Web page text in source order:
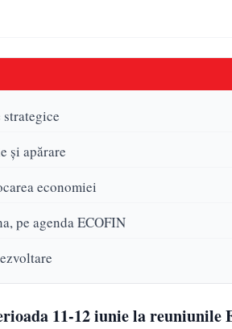
și apărare
economiei
pe agenda ECOFIN
11-12 iunie la reuniunile